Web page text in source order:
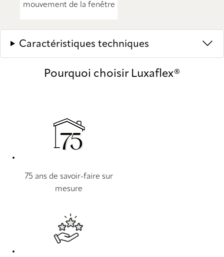
mouvement de la fenêtre
Caractéristiques techniques
Pourquoi choisir Luxaflex®
75 ans de savoir-faire sur
mesure